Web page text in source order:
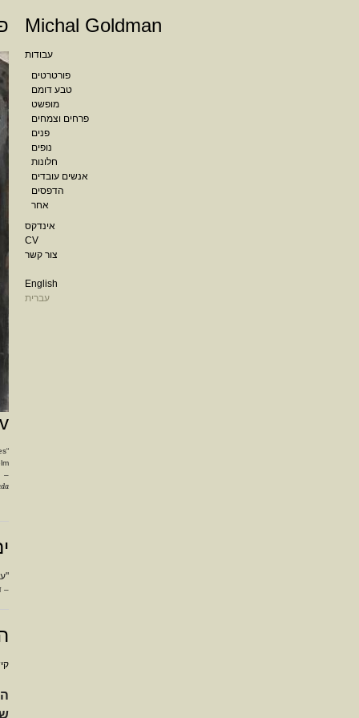
Michal Goldman
עבודות
פורטרטים
טבע דומם
מופשט
פרחים וצמחים
פנים
נופים
חלונות
אנשים עובדים
הדפסים
אחר
אינדקס
CV
צור קשר
English
עברית
“By watching and working the master makes
–
–